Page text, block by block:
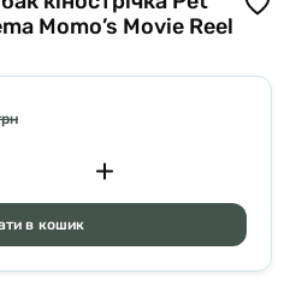
Momo’s Movie Reel
в кошик